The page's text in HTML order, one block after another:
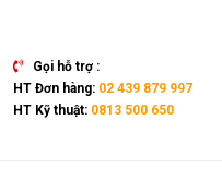
Gọi hỗ trợ :
HT Đơn hàng: 02 439 879 997
HT Kỹ thuật: 0813 500 650